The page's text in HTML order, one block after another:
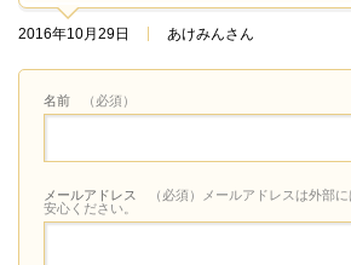
2016年10月29日 あけみんさん
名前 （必須）
メールアドレス
（必須）メールアドレスは外部
安心ください。